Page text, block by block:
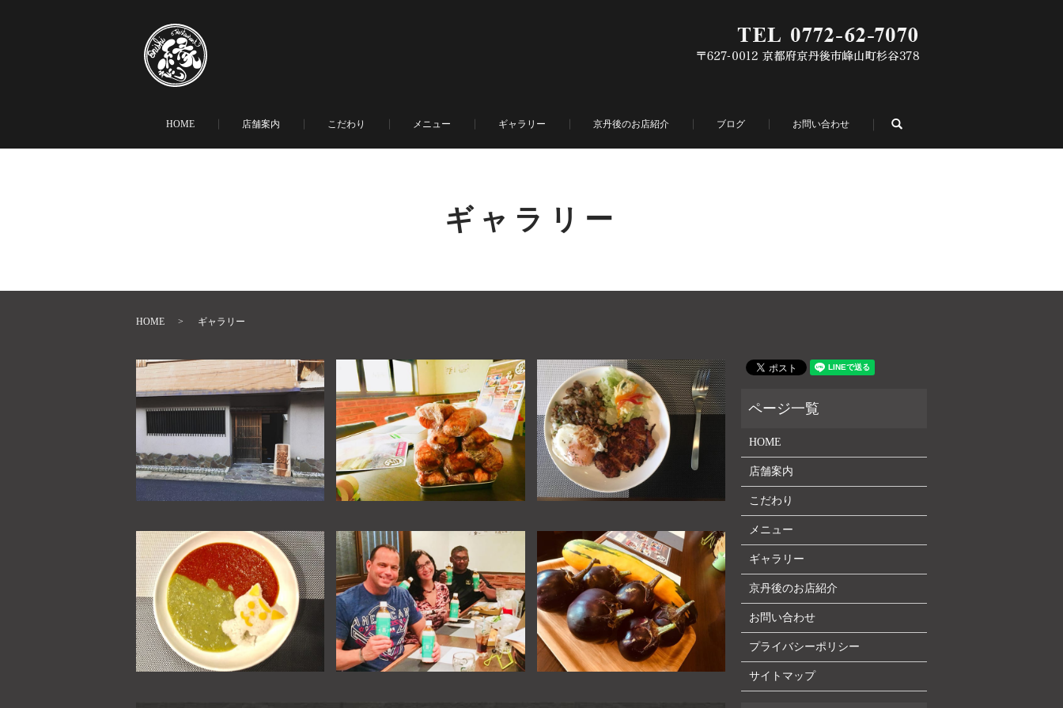
HOME 店舗案内 こだわり メニュー ギャラリー 京丹後のお店紹介 ブログ お問い合わせ search
ギャラリー
HOME ギャラリー
HOME
店舗案内
こだわり
メニュー
ギャラリー
京丹後のお店紹介
お問い合わせ
プライバシーポリシー
サイトマップ